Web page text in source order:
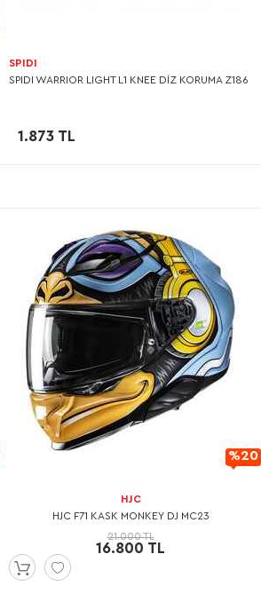
SPIDI
SPIDI WARRIOR LIGHT L1 KNEE DİZ KORUMA Z186
1.873 TL
%20
İndirimli
HJC
HJC F71 KASK MONKEY DJ MC23
21.000 TL
16.800 TL